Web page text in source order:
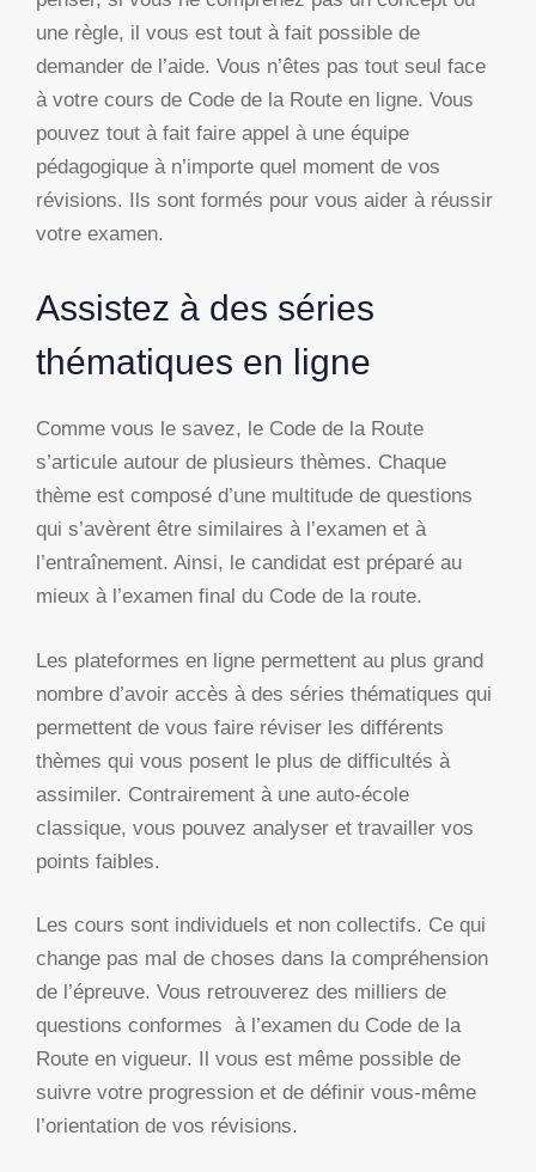
une règle, il vous est tout à fait possible de
demander de l’aide. Vous n’êtes pas tout seul face
à votre cours de Code de la Route en ligne. Vous
pouvez tout à fait faire appel à une équipe
pédagogique à n’importe quel moment de vos
révisions. Ils sont formés pour vous aider à réussir
votre examen.
Assistez à des séries
thématiques en ligne
Comme vous le savez, le Code de la Route
s’articule autour de plusieurs thèmes. Chaque
thème est composé d’une multitude de questions
qui s’avèrent être similaires à l’examen et à
l’entraînement. Ainsi, le candidat est préparé au
mieux à l’examen final du Code de la route.
Les plateformes en ligne permettent au plus grand
nombre d’avoir accès à des séries thématiques qui
permettent de vous faire réviser les différents
thèmes qui vous posent le plus de difficultés à
assimiler. Contrairement à une auto-école
classique, vous pouvez analyser et travailler vos
points faibles.
Les cours sont individuels et non collectifs. Ce qui
change pas mal de choses dans la compréhension
de l’épreuve. Vous retrouverez des milliers de
questions conformes à l’examen du Code de la
Route en vigueur. Il vous est même possible de
suivre votre progression et de définir vous-même
l’orientation de vos révisions.